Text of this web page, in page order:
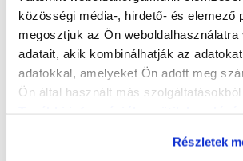
közösségi média-, hirdető- és elemező
megosztjuk az Ön weboldalhasználatra
adatait, akik kombinálhatják az
adatokkal, amelyeket Ön adott meg
Ön által használt más szolgáltatásokból
Részletek
Olvasószolgálat